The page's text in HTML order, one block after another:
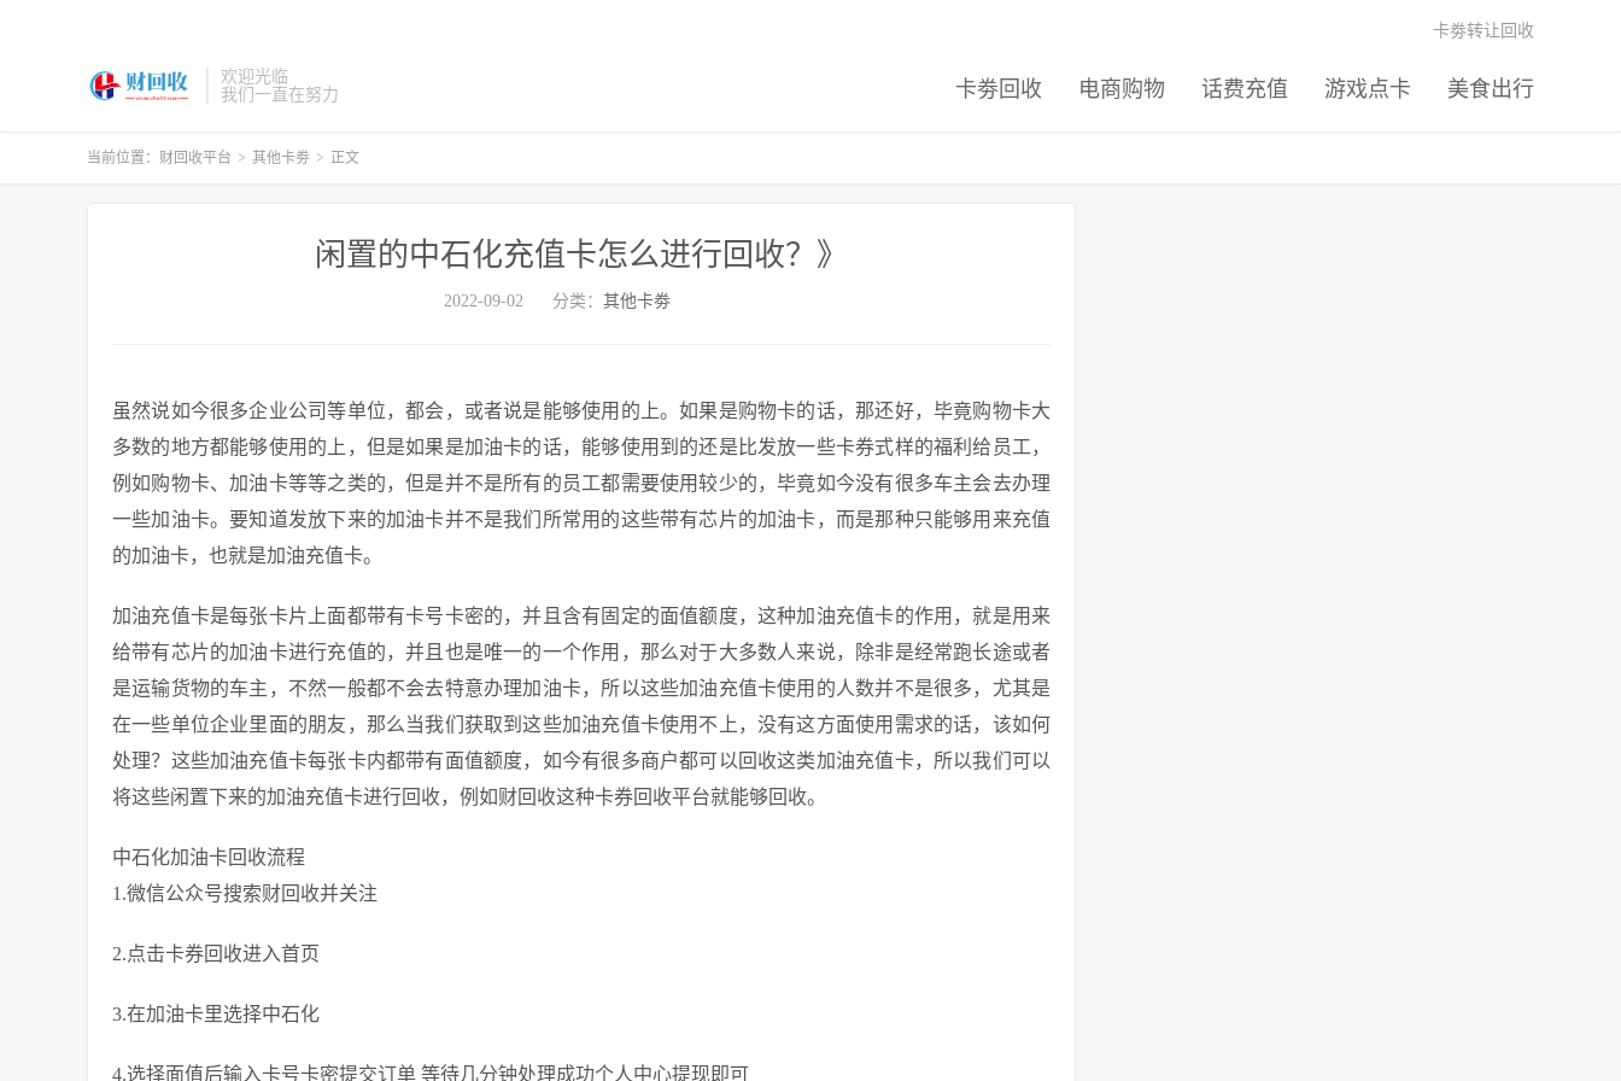
欢迎光临
我们一直在努力
卡劵回收 电商购物 话费充值 游戏点卡 美食出行
卡劵转让回收
当前位置： 财回收平台 > 其他卡劵 > 正文
闲置的中石化充值卡怎么进行回收？》
2022-09-02 分类： 其他卡劵
虽然说如今很多企业公司等单位，都会，或者说是能够使用的上。如果是购物卡的话，那还好，毕竟购物卡大
多数的地方都能够使用的上，但是如果是加油卡的话，能够使用到的还是比发放一些卡券式样的福利给员工，
例如购物卡、加油卡等等之类的，但是并不是所有的员工都需要使用较少的，毕竟如今没有很多车主会去办理
一些加油卡。要知道发放下来的加油卡并不是我们所常用的这些带有芯片的加油卡，而是那种只能够用来充值
的加油卡，也就是加油充值卡。
加油充值卡是每张卡片上面都带有卡号卡密的，并且含有固定的面值额度，这种加油充值卡的作用，就是用来
给带有芯片的加油卡进行充值的，并且也是唯一的一个作用，那么对于大多数人来说，除非是经常跑长途或者
是运输货物的车主，不然一般都不会去特意办理加油卡，所以这些加油充值卡使用的人数并不是很多，尤其是
在一些单位企业里面的朋友，那么当我们获取到这些加油充值卡使用不上，没有这方面使用需求的话，该如何
处理？这些加油充值卡每张卡内都带有面值额度，如今有很多商户都可以回收这类加油充值卡，所以我们可以
将这些闲置下来的加油充值卡进行回收，例如财回收这种卡券回收平台就能够回收。
中石化加油卡回收流程
1.微信公众号搜索财回收并关注
2.点击卡券回收进入首页
3.在加油卡里选择中石化
4.选择面值后输入卡号卡密提交订单 等待几分钟处理成功个人中心提现即可